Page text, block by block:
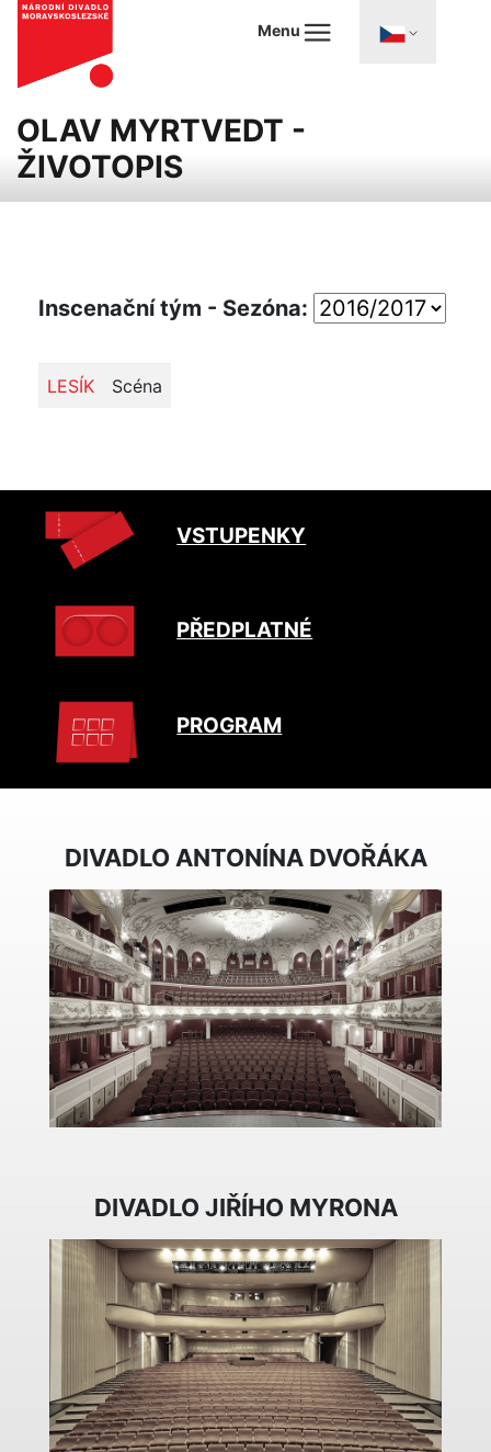
Menu
OLAV MYRTVEDT -
ŽIVOTOPIS
Inscenační tým - Sezóna:
LESÍK Scéna
VSTUPENKY
PŘEDPLATNÉ
PROGRAM
DIVADLO ANTONÍNA DVOŘÁKA
DIVADLO JIŘÍHO MYRONA